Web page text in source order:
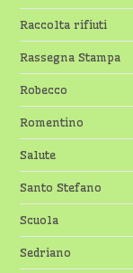
Raccolta rifiuti
Rassegna Stampa
Robecco
Romentino
Salute
Santo Stefano
Scuola
Sedriano